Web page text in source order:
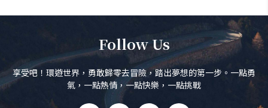
Follow Us
享受吧！環遊世界，勇敢歸零去冒險，踏出夢想的第一步。一點勇
氣，一點熱情，一點快樂，一點挑戰